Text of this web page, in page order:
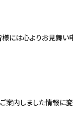
には心よりお見舞い
案内しました情報に変